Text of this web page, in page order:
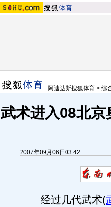
阿迪达斯搜狐体育 > 综
武术进入08北京
2007年09月06日03:42
经过几代武术(